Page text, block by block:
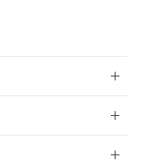
が、当社の製
の「1.共同利
有証明書